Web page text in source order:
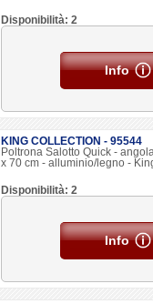
Disponibilità: 2
Info
KING COLLECTION - 95544
Poltrona Salotto Quick -
x 70 cm - alluminio/legno -
Disponibilità: 2
Info